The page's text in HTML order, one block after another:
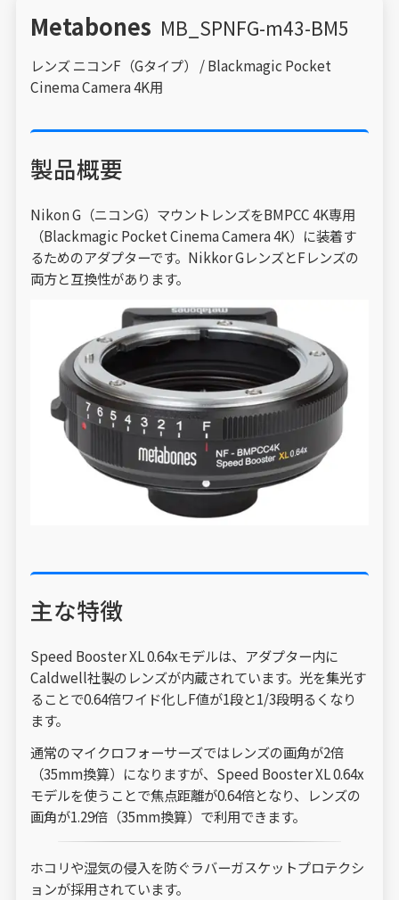
Metabones MB_SPNFG-m43-BM5
レンズ ニコンF（Gタイプ） / Blackmagic Pocket
Cinema Camera 4K用
製品概要
Nikon G（ニコンG）マウントレンズをBMPCC 4K専用
（Blackmagic Pocket Cinema Camera 4K）に装着す
るためのアダプターです。Nikkor GレンズとFレンズの
両方と互換性があります。
主な特徴
Speed Booster XL 0.64xモデルは、アダプター内に
Caldwell社製のレンズが内蔵されています。光を集光す
ることで0.64倍ワイド化しF値が1段と1/3段明るくなり
ます。
通常のマイクロフォーサーズではレンズの画角が2倍
（35mm換算）になりますが、Speed Booster XL 0.64x
モデルを使うことで焦点距離が0.64倍となり、レンズの
画角が1.29倍（35mm換算）で利用できます。
ホコリや湿気の侵入を防ぐラバーガスケットプロテクシ
ョンが採用されています。